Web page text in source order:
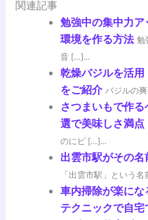
関連記事
勉強中の集中力
環境を作る方法 勉
音 […]...
乾燥バジルを活
をご紹介 バジルの
さつまいもで作
選で美味しさ満点
のにピ […]...
出雲市駅がその
「出雲市駅」という
車内掃除が楽に
テクニックで自